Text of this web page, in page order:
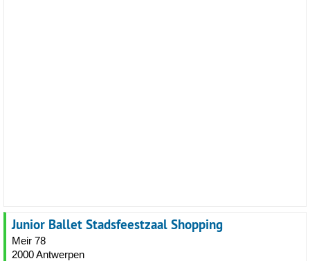
Junior Ballet Stadsfeestzaal Shopping
Meir 78
2000 Antwerpen